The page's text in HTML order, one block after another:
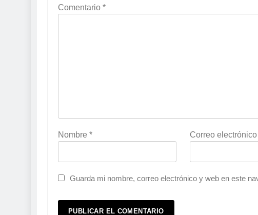
Comentario *
Nombre * Correo electrónico
Guarda mi nombre, correo electrónico y web en este